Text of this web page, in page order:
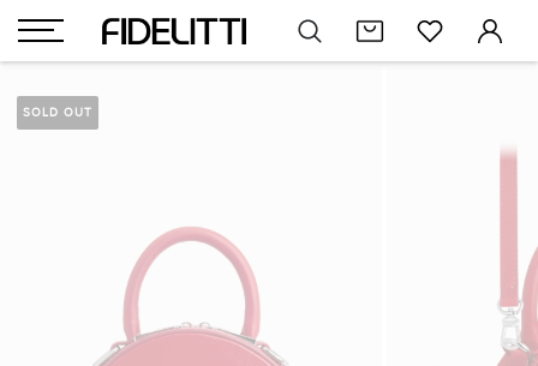
SOLD OUT